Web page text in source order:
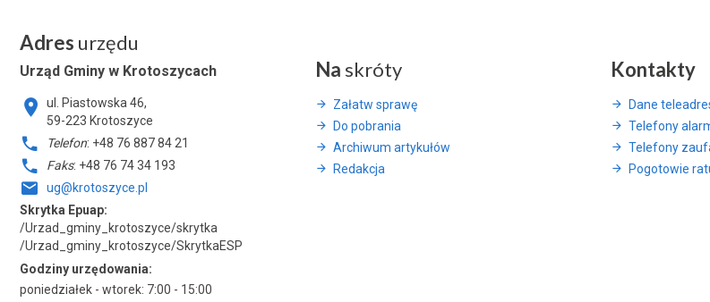
Adres urzędu
Urząd Gminy w Krotoszycach
ul. Piastowska 46,
59-223 Krotoszyce
Telefon: +48 76 887 84 21
Faks: +48 76 74 34 193
ug@krotoszyce.pl
Skrytka Epuap:
/Urzad_gminy_krotoszyce/skrytka
/Urzad_gminy_krotoszyce/SkrytkaESP
Godziny urzędowania:
poniedziałek - wtorek: 7:00 - 15:00
Na skróty
Załatw sprawę
Do pobrania
Archiwum artykułów
Redakcja
Kontakty
Dane
Telefony
Telefony
Pogotowie